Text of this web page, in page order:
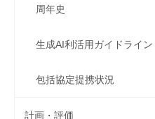
周年史
生成AI利活用ガイドライン
包括協定提携状況
計画・評価